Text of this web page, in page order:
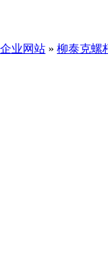
业网站 » 柳泰克螺